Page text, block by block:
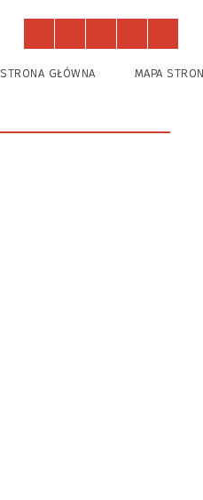
STRONA GŁÓWNA MAPA
Zajęcia